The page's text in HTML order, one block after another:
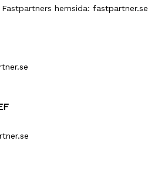
hemsida: fastpartner.se